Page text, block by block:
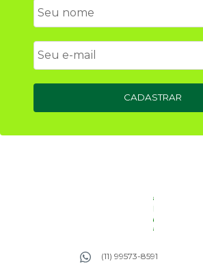
CADASTRAR
(11) 99573-8591